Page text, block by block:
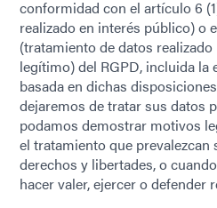
conformidad con el artículo 6
realizado en interés público) o
(tratamiento de datos
legítimo) del RGPD, incluida la
basada en dichas
dejaremos de tratar sus datos
podamos demostrar motivos
el tratamiento que prevalezcan
derechos y libertades, o
hacer valer, ejercer o defender